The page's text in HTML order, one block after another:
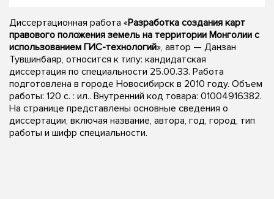
Диссертационная работа «Разработка создания карт
правового положения земель на территории Монголии с
использованием ГИС-технологий», автор — Данзан
Тувшинбаяр, относится к типу: кандидатская
диссертация по специальности 25.00.33. Работа
подготовлена в городе Новосибирск в 2010 году. Объем
работы: 120 с. : ил.. Внутренний код товара: 01004916382.
На странице представлены основные сведения о
диссертации, включая название, автора, год, город, тип
работы и шифр специальности.